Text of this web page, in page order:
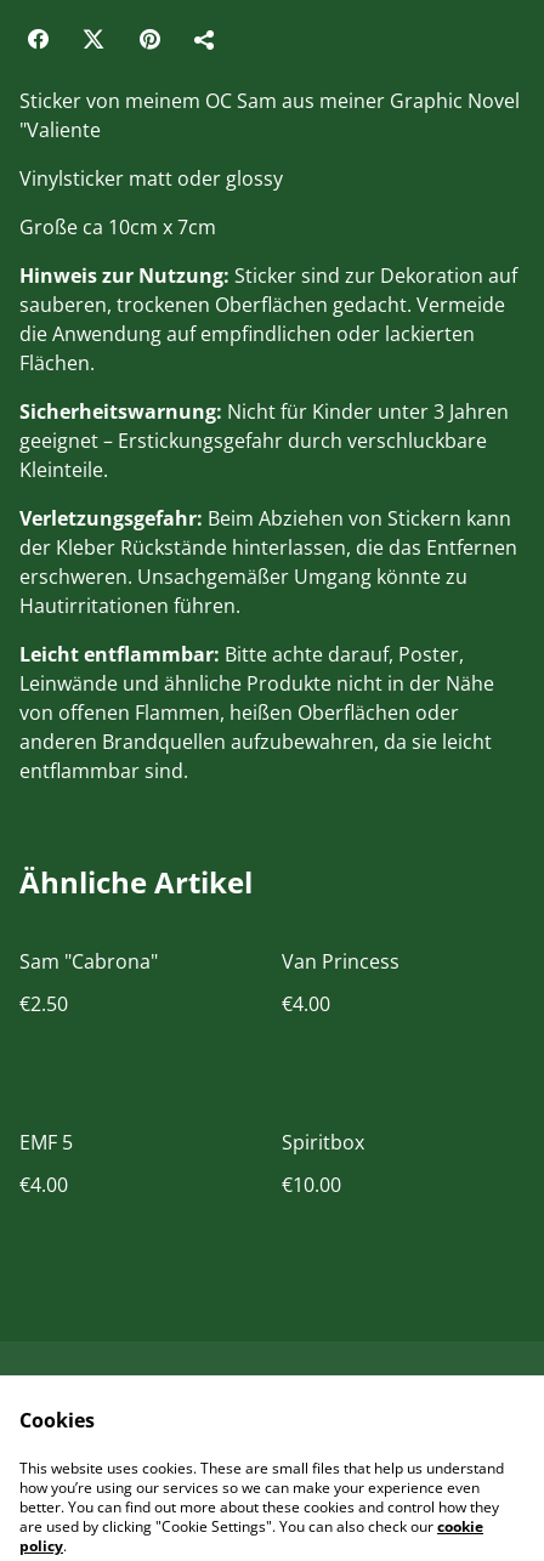
Sticker von meinem OC Sam aus meiner Graphic Novel
"Valiente
Vinylsticker matt oder glossy
Große ca 10cm x 7cm
Hinweis zur Nutzung: Sticker sind zur Dekoration auf
sauberen, trockenen Oberflächen gedacht. Vermeide
die Anwendung auf empfindlichen oder lackierten
Flächen.
Sicherheitswarnung: Nicht für Kinder unter 3 Jahren
geeignet – Erstickungsgefahr durch verschluckbare
Kleinteile.
Verletzungsgefahr: Beim Abziehen von Stickern kann
der Kleber Rückstände hinterlassen, die das Entfernen
erschweren. Unsachgemäßer Umgang könnte zu
Hautirritationen führen.
Leicht entflammbar: Bitte achte darauf, Poster,
Leinwände und ähnliche Produkte nicht in der Nähe
von offenen Flammen, heißen Oberflächen oder
anderen Brandquellen aufzubewahren, da sie leicht
entflammbar sind.
Ähnliche Artikel
Sam "Cabrona"
€2.50
Van Princess
€4.00
EMF 5
€4.00
Spiritbox
€10.00
Kontaktieren Sie uns
Datenschutzbestimm
ungen von SumUp
Cookie-Richtlinie
Cookies
This website uses cookies. These are small files that help us understand
how you’re using our services so we can make your experience even
better. You can find out more about these cookies and control how they
are used by clicking "Cookie Settings". You can also check ourcookie
policy.